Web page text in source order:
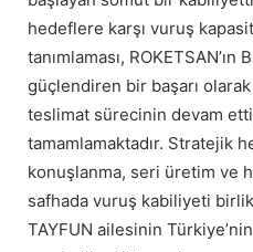
hedeflere karşı vuruş
tanımlaması, ROKETSAN’ın
güçlendiren bir başarı
teslimat sürecinin devam
tamamlamaktadır. Stratejik
konuşlanma, seri üretim ve
safhada vuruş kabiliyeti
TAYFUN ailesinin Türkiye’nin